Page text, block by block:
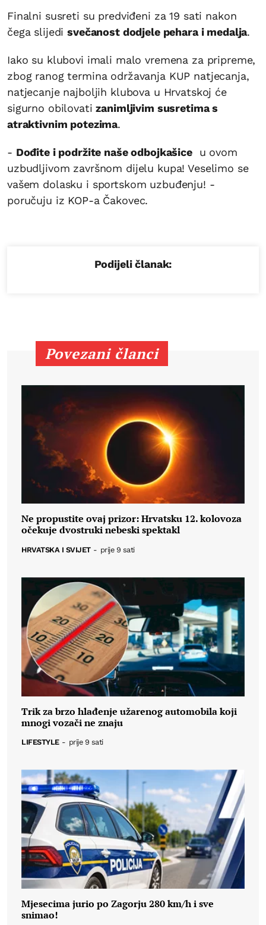
Finalni susreti su predviđeni za 19 sati nakon
čega slijedisvečanost dodjele pehara i medalja.
Iako su klubovi imali malo vremena za pripreme,
zbog ranog termina održavanja KUP natjecanja,
natjecanje najboljih klubova u Hrvatskoj će
sigurno obilovatizanimljivim susretima s
atraktivnim potezima.
- Dođite i podržite naše odbojkašiceu ovom
uzbudljivom završnom dijelu kupa! Veselimo se
vašem dolasku i sportskom uzbuđenju! -
poručuju iz KOP-a Čakovec.
Podijeli članak:
Povezani članci
Ne propustite ovaj prizor: Hrvatsku 12. kolovoza
očekuje dvostruki nebeski spektakl
HRVATSKA I SVIJET - prije 9 sati
Trik za brzo hlađenje užarenog automobila koji
mnogi vozači ne znaju
LIFESTYLE - prije 9 sati
Mjesecima jurio po Zagorju 280 km/h i sve
snimao!